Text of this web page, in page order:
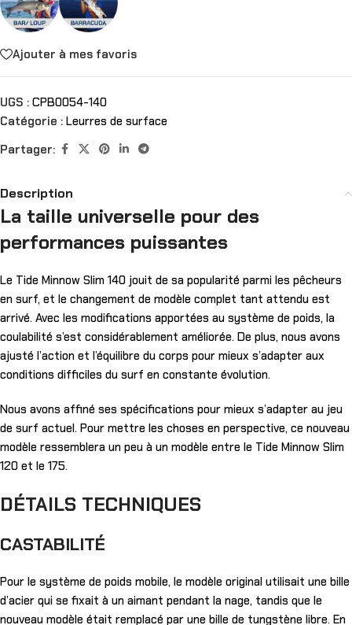
Ajouter à mes favoris
UGS : CPB0054-140
Catégorie : Leurres de surface
Partager:
Description
La taille universelle pour des
performances puissantes
Le Tide Minnow Slim 140 jouit de sa popularité parmi les pêcheurs
en surf, et le changement de modèle complet tant attendu est
arrivé. Avec les modifications apportées au système de poids, la
coulabilité s’est considérablement améliorée. De plus, nous avons
ajusté l’action et l’équilibre du corps pour mieux s’adapter aux
conditions difficiles du surf en constante évolution.
Nous avons affiné ses spécifications pour mieux s’adapter au jeu
de surf actuel. Pour mettre les choses en perspective, ce nouveau
modèle ressemblera un peu à un modèle entre le Tide Minnow Slim
120 et le 175.
DÉTAILS TECHNIQUES
CASTABILITÉ
Pour le système de poids mobile, le modèle original utilisait une bille
d’acier qui se fixait à un aimant pendant la nage, tandis que le
nouveau modèle était remplacé par une bille de tungstène libre. En